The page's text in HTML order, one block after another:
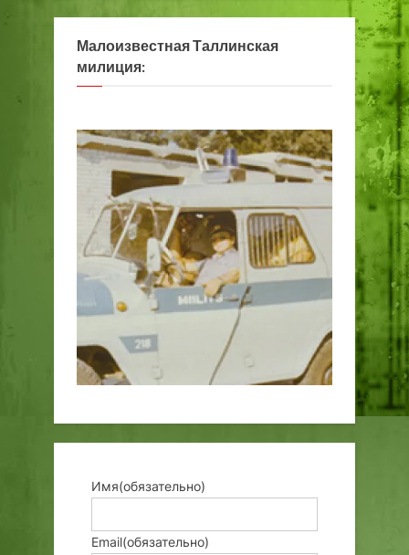
Малоизвестная Таллинская
милиция:
Имя(обязательно)
Email(обязательно)